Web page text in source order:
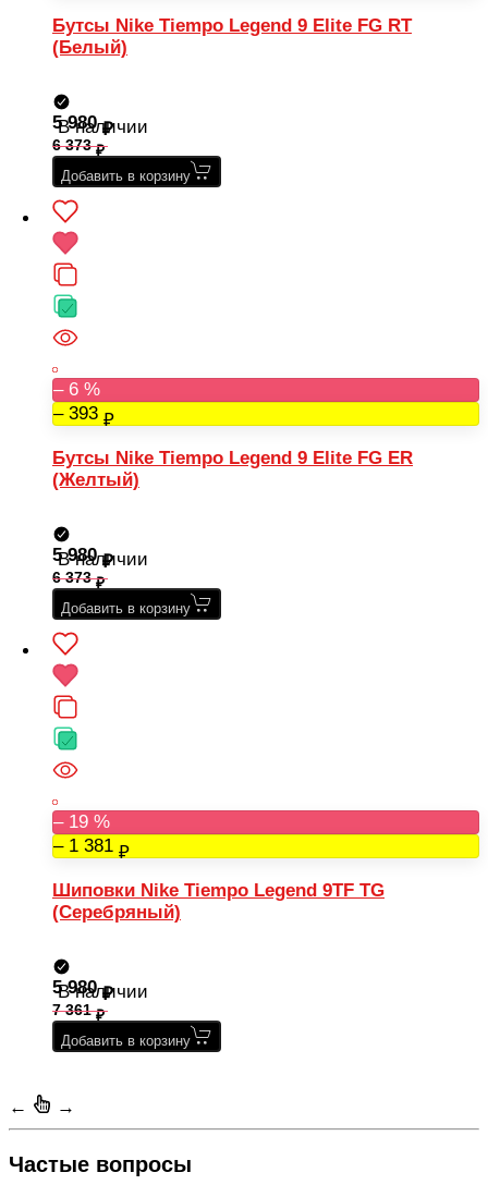
Бутсы Nike Tiempo Legend 9 Elite FG RT
(Белый)
В наличии
5 980
6 373
Добавить в корзину
– 6 %
– 393
Бутсы Nike Tiempo Legend 9 Elite FG ER
(Желтый)
В наличии
5 980
6 373
Добавить в корзину
– 19 %
– 1 381
Шиповки Nike Tiempo Legend 9TF TG
(Серебряный)
В наличии
5 980
7 361
Добавить в корзину
← →
Частые вопросы